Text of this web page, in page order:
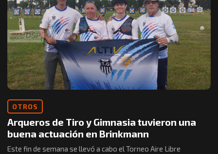
OTROS
Arqueros de Tiro y Gimnasia tuvieron una
buena actuación en Brinkmann
Este fin de semana se llevó a cabo el Torneo Aire Libre